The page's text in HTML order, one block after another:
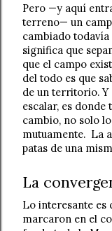
Pero —y aquí
terreno— un
cambiado todavía
significa que
que el campo
del todo es que
de un territorio. Y
escalar, es donde
cambio, no solo
mutuamente.  La
patas de una
La
Lo interesante es
marcaron en el